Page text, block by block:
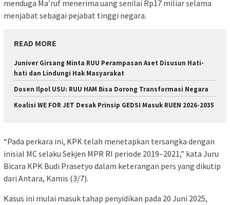
menduga Ma’ruf menerima uang senilai Rp17 miliar selama
menjabat sebagai pejabat tinggi negara.
READ MORE
Juniver Girsang Minta RUU Perampasan Aset Disusun Hati-
hati dan Lindungi Hak Masyarakat
Dosen Ilpol USU: RUU HAM Bisa Dorong Transformasi Negara
Koalisi WE FOR JET Desak Prinsip GEDSI Masuk RUEN 2026-2035
“Pada perkara ini, KPK telah menetapkan tersangka dengan
inisial MC selaku Sekjen MPR RI periode 2019–2021,” kata Juru
Bicara KPK Budi Prasetyo dalam keterangan pers yang dikutip
dari Antara, Kamis (3/7).
Kasus ini mulai masuk tahap penyidikan pada 20 Juni 2025,